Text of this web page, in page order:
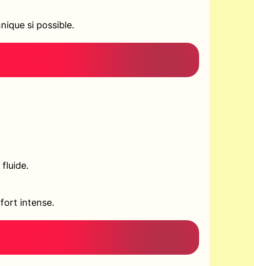
si possible.
fluide.
intense.